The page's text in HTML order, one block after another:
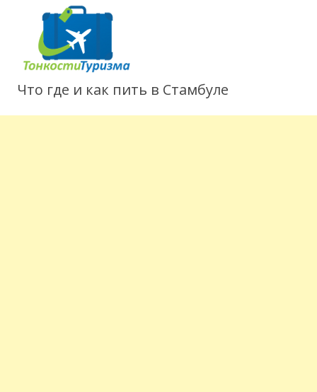
Что где и как пить в Стамбуле